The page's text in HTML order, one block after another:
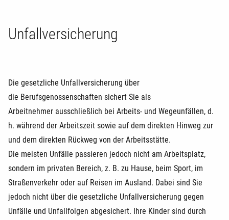
Unfallversicherung
Die gesetzliche Unfallversicherung über
die Berufsgenossenschaften sichert Sie als
Arbeitnehmer ausschließlich bei Arbeits- und Wegeunfällen, d.
h. während der Arbeitszeit sowie auf dem direkten Hinweg zur
und dem direkten Rückweg von der Arbeitsstätte.
Die meisten Unfälle passieren jedoch nicht am Arbeitsplatz,
sondern im privaten Bereich, z. B. zu Hause, beim Sport, im
Straßenverkehr oder auf Reisen im Ausland. Dabei sind Sie
jedoch nicht über die gesetzliche Unfallversicherung gegen
Unfälle und Unfallfolgen abgesichert. Ihre Kinder sind durch